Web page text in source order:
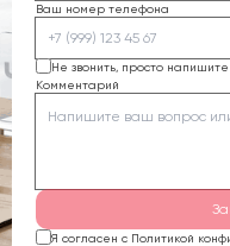
Ваш номер телефона
Не звонить, просто
Комментарий
Я согласен с Политикой